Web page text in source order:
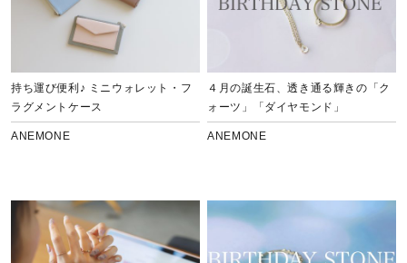
持ち運び便利♪ ミニウォレット・フ
ラグメントケース
ANEMONE
４月の誕生石、透き通る輝きの「ク
ォーツ」「ダイヤモンド」
ANEMONE